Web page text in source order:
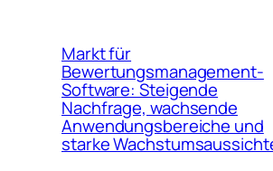
Markt für
Bewertungsmanagement-
Software: Steigende
Nachfrage, wachsende
Anwendungsbereiche und
starke